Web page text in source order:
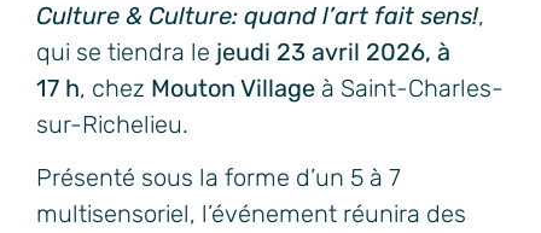
Culture & Culture: quand l’art fait sens!,
qui se tiendra le jeudi 23 avril 2026, à
17 h, chez Mouton Village à Saint-Charles-
sur-Richelieu.
Présenté sous la forme d’un 5 à 7
multisensoriel, l’événement réunira des